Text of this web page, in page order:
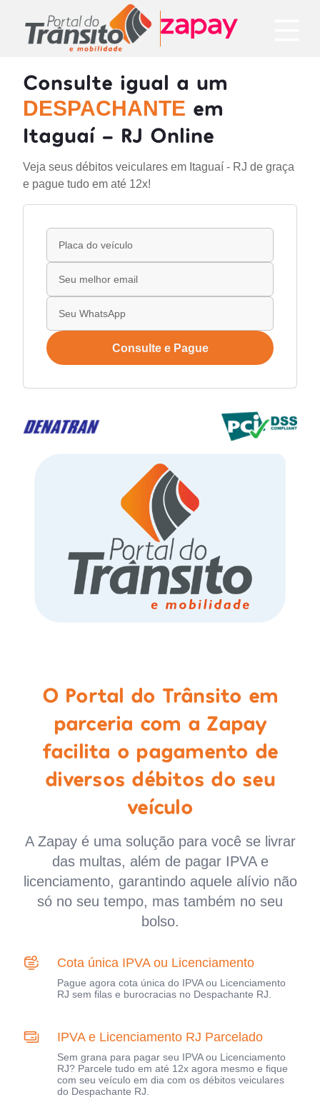
Consulte igual a um
DESPACHANTE em
Itaguaí - RJ Online
Veja seus débitos veiculares em Itaguaí - RJ de graça
e pague tudo em até 12x!
Consulte e Pague
O Portal do Trânsito em
parceria com a Zapay
facilita o pagamento de
diversos débitos do seu
veículo
A Zapay é uma solução para você se livrar
das multas, além de pagar IPVA e
licenciamento, garantindo aquele alívio não
só no seu tempo, mas também no seu
bolso.
Cota única IPVA ou Licenciamento
Pague agora cota única do IPVA ou Licenciamento
RJ sem filas e burocracias no Despachante RJ.
IPVA e Licenciamento RJ Parcelado
Sem grana para pagar seu IPVA ou Licenciamento
RJ? Parcele tudo em até 12x agora mesmo e fique
com seu veículo em dia com os débitos veiculares
do Despachante RJ.